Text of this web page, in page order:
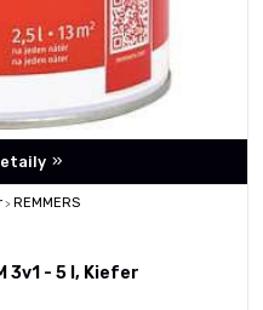
>REMMERS
3v1 - 5 l, Kiefer